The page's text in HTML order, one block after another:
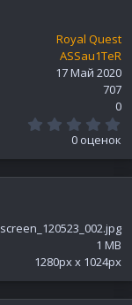
Royal Quest
ASSau1TeR
17 Май 2020
707
0
0
з
д
0 оценок
screen_120523_002.jpg
1 MB
1280px x 1024px